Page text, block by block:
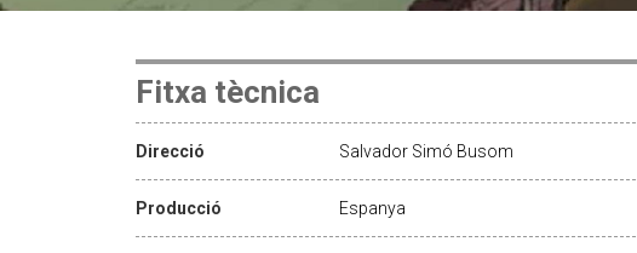
Fitxa tècnica
Direcció Salvador Simó Busom
Producció Espanya